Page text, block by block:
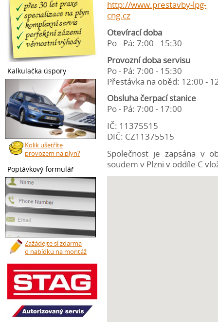
http://www.prestavby-lpg-
cng.cz
Otevírací doba
Po - Pá: 7:00 - 15:30
Provozní doba servisu
Po - Pá: 7:00 - 15:30
Přestávka na oběd: 12:00 -
Obsluha čerpací stanice
Po - Pá: 7:00 - 17:00
IČ: 11375515
DIČ: CZ11375515
Společnost je zapsána v
soudem v Plzni v oddíle C
Kalkulačka úspory
Kolik ušetříte
provozem na plyn?
Poptávkový formulář
Zažádejte si zdarma
o nabídku na montáž